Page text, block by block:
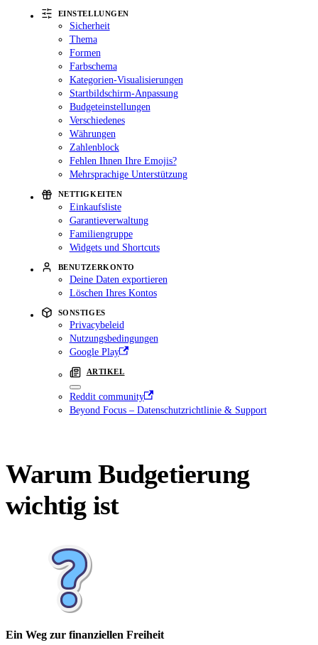
EINSTELLUNGEN
Sicherheit
Thema
Formen
Farbschema
Kategorien-Visualisierungen
Startbildschirm-Anpassung
Budgeteinstellungen
Verschiedenes
Währungen
Zahlenblock
Fehlen Ihnen Ihre Emojis?
Mehrsprachige Unterstützung
NETTIGKEITEN
Einkaufsliste
Garantieverwaltung
Familiengruppe
Widgets und Shortcuts
BENUTZERKONTO
Deine Daten exportieren
Löschen Ihres Kontos
SONSTIGES
Privacybeleid
Nutzungsbedingungen
Google Play
ARTIKEL
Reddit community
Beyond Focus – Datenschutzrichtlinie & Support
Warum Budgetierung
wichtig ist
Ein Weg zur finanziellen Freiheit